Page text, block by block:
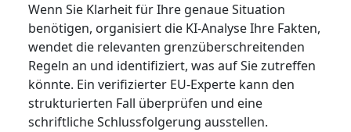
Wenn Sie Klarheit für Ihre genaue Situation
benötigen, organisiert die KI-Analyse Ihre Fakten,
wendet die relevanten grenzüberschreitenden
Regeln an und identifiziert, was auf Sie zutreffen
könnte. Ein verifizierter EU-Experte kann den
strukturierten Fall überprüfen und eine
schriftliche Schlussfolgerung ausstellen.